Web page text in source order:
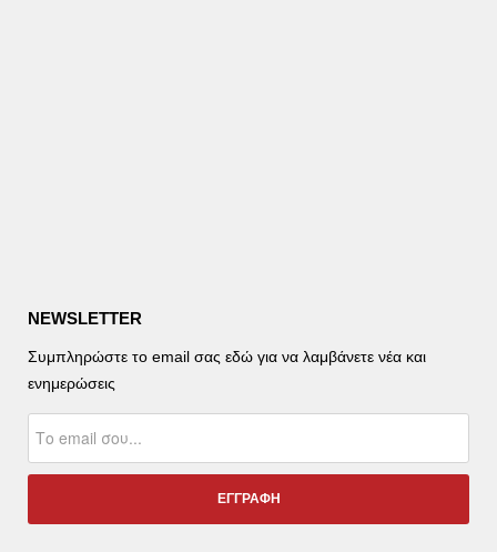
NEWSLETTER
Συμπληρώστε το email σας εδώ για να λαμβάνετε νέα και
ενημερώσεις